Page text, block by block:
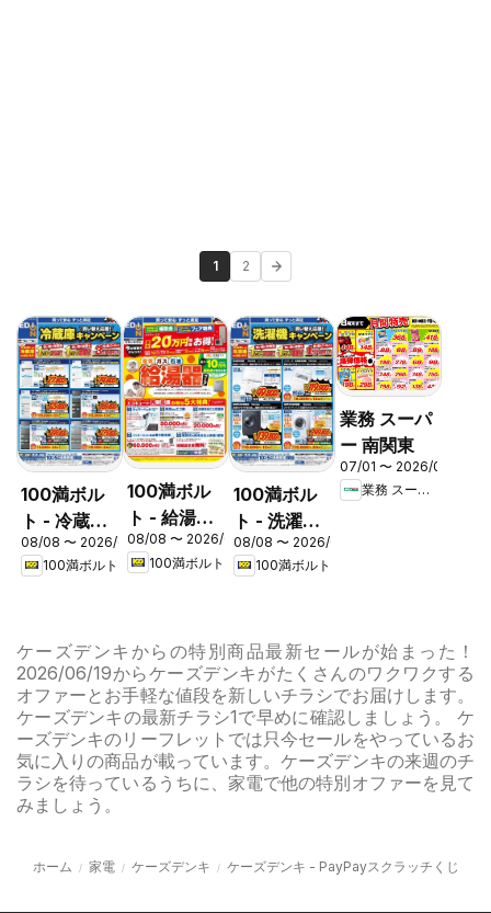
1 2
100満ボル
ト - 冷蔵庫
キャンペー
ン
08/08 〜 2026/08/16
100満ボルト
100満ボル
ト - 給湯器
フェア
08/08 〜 2026/08/31
100満ボルト
100満ボル
ト - 洗濯機
キャンペー
ン
08/08 〜 2026/08/16
100満ボルト
業務 スーパ
ー 南関東
07/01 〜 2026/08/31
業務 スーパー
ケーズデンキからの特別商品最新セールが始まった！
2026/06/19からケーズデンキがたくさんのワクワクする
オファーとお手軽な値段を新しいチラシでお届けします。
ケーズデンキの最新チラシ1で早めに確認しましょう。 ケ
ーズデンキのリーフレットでは只今セールをやっているお
気に入りの商品が載っています。ケーズデンキの来週のチ
ラシを待っているうちに、家電で他の特別オファーを見て
みましょう。
ホーム 家電 ケーズデンキ ケーズデンキ - PayPayスクラッチくじ